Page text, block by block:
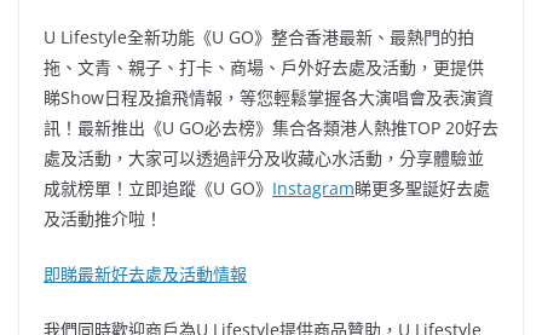
U Lifestyle全新功能《U GO》整合香港最新、最熱門的拍
拖、文青、親子、打卡、商場、戶外好去處及活動，更提供
睇Show日程及搶飛情報，等您輕鬆掌握各大演唱會及表演資
訊！最新推出《U GO必去榜》集合各類港人熱推TOP 20好去
處及活動，大家可以透過評分及收藏心水活動，分享體驗並
成就榜單！立即追蹤《U GO》 Instagram睇更多聖誕好去處
及活動推介啦！
即睇最新好去處及活動情報
我們同時歡迎商戶為U Lifestyle提供商品贊助，U Lifestyle